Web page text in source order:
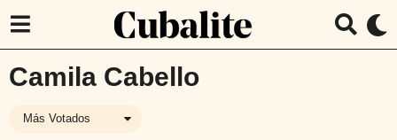
Camila Cabello
Más Votados